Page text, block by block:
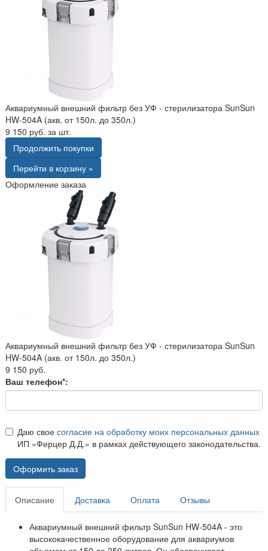
Аквариумный внешний фильтр без УФ - стерилизатора SunSun
HW-504A (акв. от 150л. до 350л.)
9 150 руб. за шт.
Продолжить покупки
Перейти в корзину »
Оформление заказа
Аквариумный внешний фильтр без УФ - стерилизатора SunSun
HW-504A (акв. от 150л. до 350л.)
9 150 руб.
Ваш телефон*:
Даю свое согласие на обработку моих персональных данных
ИП «Ферцер Д.Д.» в рамках действующего законодательства.
Оформить заказ
Описание Доставка Оплата Отзывы
Аквариумный внешний фильтр SunSun HW-504A - это
высококачественное оборудование для аквариумов